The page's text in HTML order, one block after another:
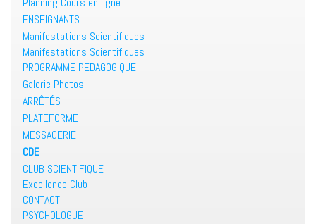
ENSEIGNANTS
Manifestations Scientifiques
Manifestations Scientifiques
PROGRAMME PEDAGOGIQUE
Galerie Photos
ARRÊTÉS
PLATEFORME
MESSAGERIE
CDE
CLUB SCIENTIFIQUE
Excellence Club
CONTACT
PSYCHOLOGUE